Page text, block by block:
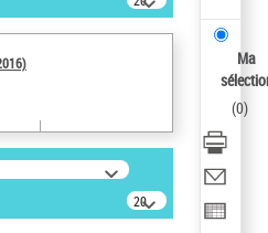
résultats/page
20
résultats/page
Ma
(0)